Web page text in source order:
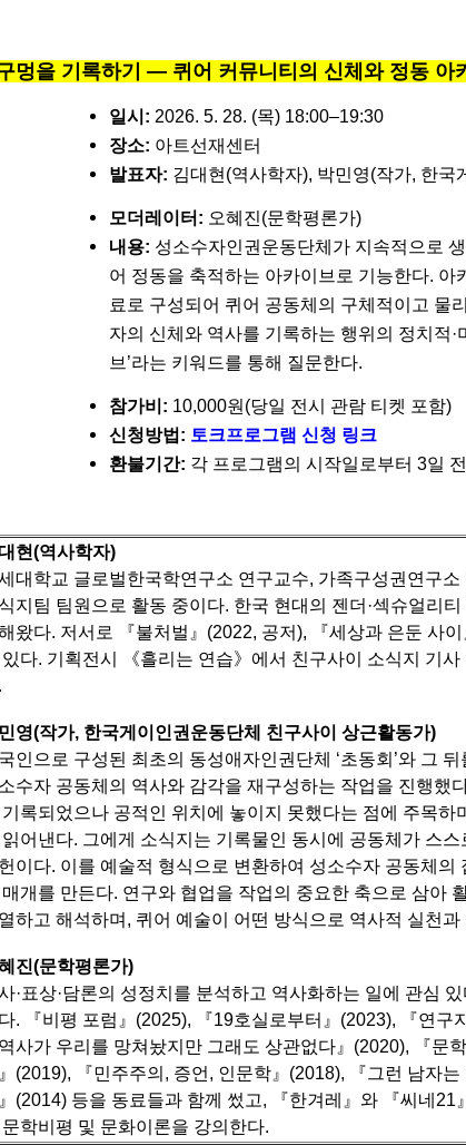
구멍을 기록하기 — 퀴어 커뮤니티의 신체와 정동 아
일시: 2026. 5. 28. (목) 18:00–19:30
장소: 아트선재센터
발표자: 김대현(역사학자), 박민영(작가, 한
모더레이터: 오혜진(문학평론가)
내용: 성소수자인권운동단체가 지속적으로
어 정동을 축적하는 아카이브로 기능한다. 아
료로 구성되어 퀴어 공동체의 구체적이고 물
자의 신체와 역사를 기록하는 행위의 정치적·
브’라는 키워드를 통해 질문한다.
참가비: 10,000원(당일 전시 관람 티켓 포함)
신청방법: 토크프로그램 신청 링크
환불기간: 각 프로그램의 시작일로부터 3일
현(역사학자)
대학교 글로벌한국학연구소 연구교수, 가족구성권연구
지팀 팀원으로 활동 중이다. 한국 현대의 젠더·섹슈얼리
왔다. 저서로 『불처벌』(2022, 공저), 『세상과 은둔 사
다. 기획전시 《흘리는 연습》에서 친구사이 소식지 기
영(작가, 한국게이인권운동단체 친구사이 상근활동가)
인으로 구성된 최초의 동성애자인권단체 ‘초동회’와 그
수자 공동체의 역사와 감각을 재구성하는 작업을 진행했
기록되었으나 공적인 위치에 놓이지 못했다는 점에 주목
어낸다. 그에게 소식지는 기록물인 동시에 공동체가 스
이다. 이를 예술적 형식으로 변환하여 성소수자 공동체
매개를 만든다. 연구와 협업을 작업의 중요한 축으로 삼아
하고 해석하며, 퀴어 예술이 어떤 방식으로 역사적 실천
진(문학평론가)
·표상·담론의 성정치를 분석하고 역사화하는 일에 관심
.
『비평 포럼』(2025), 『19호실로부터』(2023), 『연
역사가 우리를 망쳐놨지만 그래도 상관없다』(2020),
『문
(2019), 『민주주의, 증언, 인문학』(2018), 『그런 남자
(2014) 등을 동료들과 함께 썼고,
『한겨레』와 『씨네
학비평 및 문화이론을 강의한다.